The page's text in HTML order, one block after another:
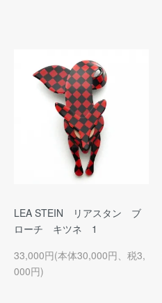
LEA STEIN リアスタン ブ
ローチ キツネ 1
33,000円(本体30,000円、税3,
000円)